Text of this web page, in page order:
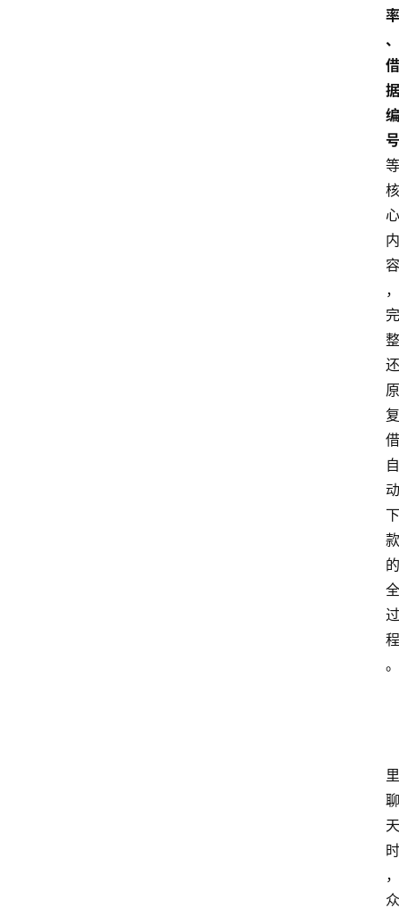
率
、
借
据
编
号
等
核
心
内
容
，
完
整
还
原
复
借
自
动
下
款
的
全
过
程
。
里
聊
天
时
，
众